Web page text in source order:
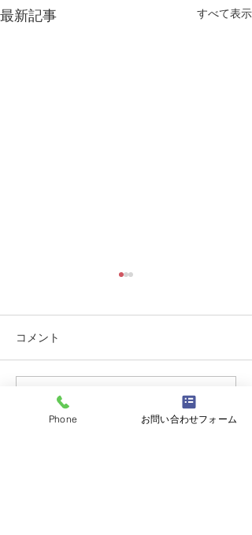
最新記事 すべて表示
対面のお仕事はやっぱり
好き!
コメント
コメントを追加…
Phone お問い合わせフォーム